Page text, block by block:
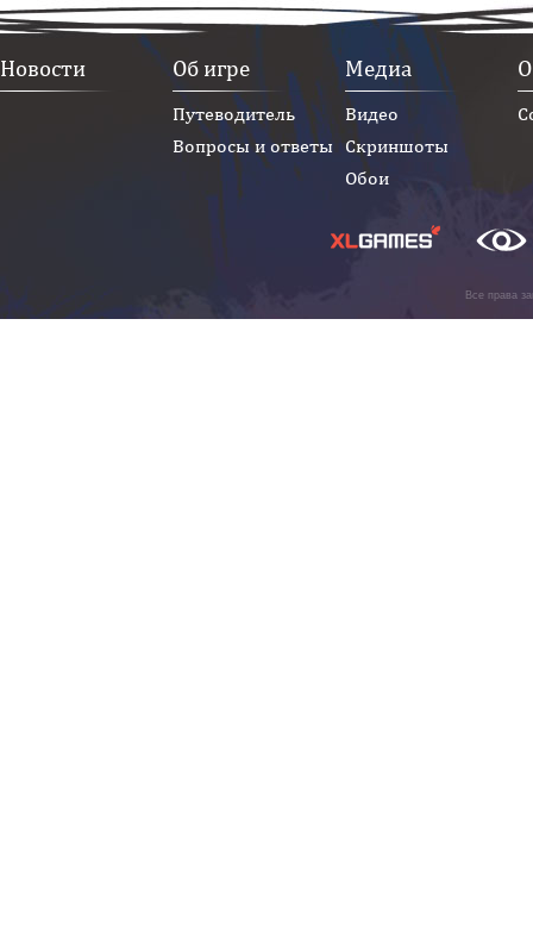
Новости Об игре
Путеводитель
Вопросы и ответы
Медиа
Видео
Скриншоты
Обои
Все права